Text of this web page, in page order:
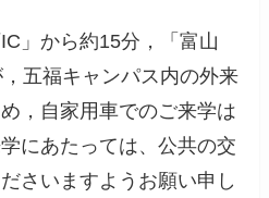
」から約15分，「富山
五福キャンパス内の外来
，自家用車でのご来学は
にあたっては、公共の交
さいますようお願い申し